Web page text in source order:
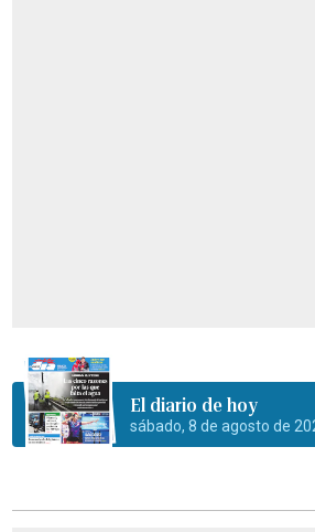
El diario de hoy
sábado, 8 de agosto de